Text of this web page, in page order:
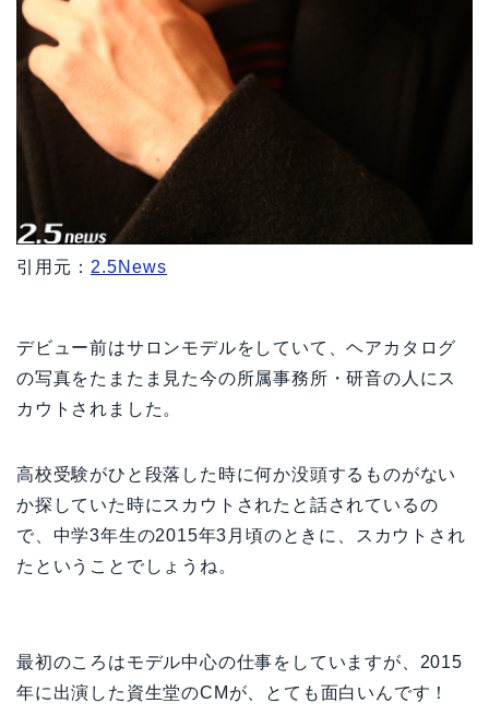
引用元： 2.5News
デビュー前はサロンモデルをしていて、ヘアカタログ
の写真をたまたま見た今の所属事務所・研音の人にス
カウトされました。
高校受験がひと段落した時に何か没頭するものがない
か探していた時にスカウトされたと話されているの
で、中学3年生の2015年3月頃のときに、スカウトされ
たということでしょうね。
最初のころはモデル中心の仕事をしていますが、2015
年に出演した資生堂のCMが、とても面白いんです！